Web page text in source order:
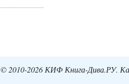
© 2010-2026 КИФ Книга-Дива.РУ.